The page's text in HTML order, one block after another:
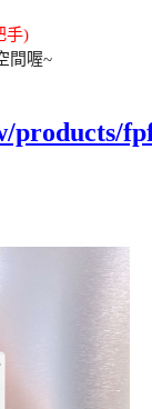
手)
間喔~
products/